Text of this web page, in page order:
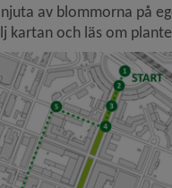
av blommorna på
kartan och läs om